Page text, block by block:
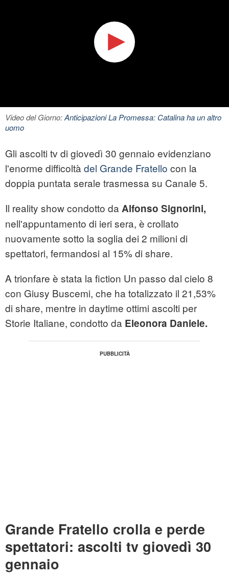
Video del Giorno:Anticipazioni La Promessa: Catalina ha un altro
uomo
Gli ascolti tv di giovedì 30 gennaio evidenziano
l'enorme difficoltà del Grande Fratello con la
doppia puntata serale trasmessa su Canale 5.
Il reality show condotto da Alfonso Signorini,
nell'appuntamento di ieri sera, è crollato
nuovamente sotto la soglia dei 2 milioni di
spettatori, fermandosi al 15% di share.
A trionfare è stata la fiction Un passo dal cielo 8
con Giusy Buscemi, che ha totalizzato il 21,53%
di share, mentre in daytime ottimi ascolti per
Storie Italiane, condotto da Eleonora Daniele.
Grande Fratello crolla e perde
spettatori: ascolti tv giovedì 30
gennaio